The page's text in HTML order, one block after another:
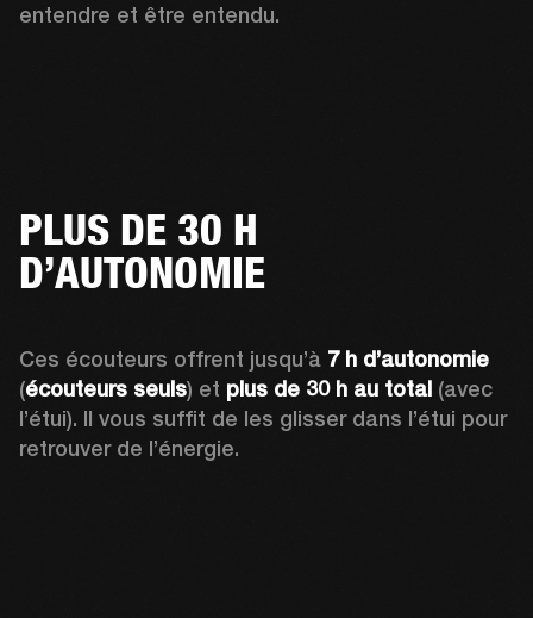
entendre et être entendu.
PLUS DE 30 H
D’AUTONOMIE
Ces écouteurs offrent jusqu’à 7 h d’autonomie
(écouteurs seuls) et plus de 30 h au total (avec
l’étui). Il vous suffit de les glisser dans l’étui pour
retrouver de l’énergie.